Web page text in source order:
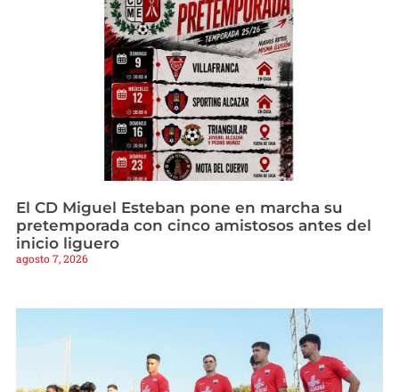
El CD Miguel Esteban pone en marcha su
pretemporada con cinco amistosos antes del
inicio liguero
agosto 7, 2026